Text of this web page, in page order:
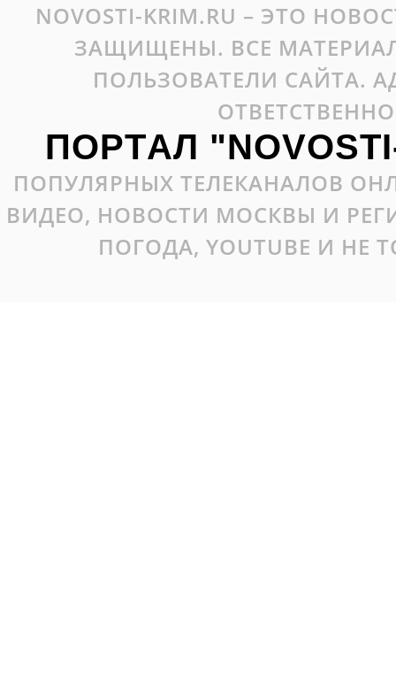
NOVOSTI-KRIM.RU – ЭТО
ЗАЩИЩЕНЫ. ВСЕ
ПОЛЬЗОВАТЕЛИ САЙТА.
ПОРТАЛ
ПОПУЛЯРНЫХ ТЕЛЕКАНАЛОВ
ВИДЕО, НОВОСТИ МОСКВЫ И
ПОГОДА, YOUTUBE И